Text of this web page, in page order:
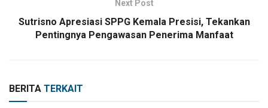
Next Post
Sutrisno Apresiasi SPPG Kemala Presisi, Tekankan
Pentingnya Pengawasan Penerima Manfaat
BERITA TERKAIT